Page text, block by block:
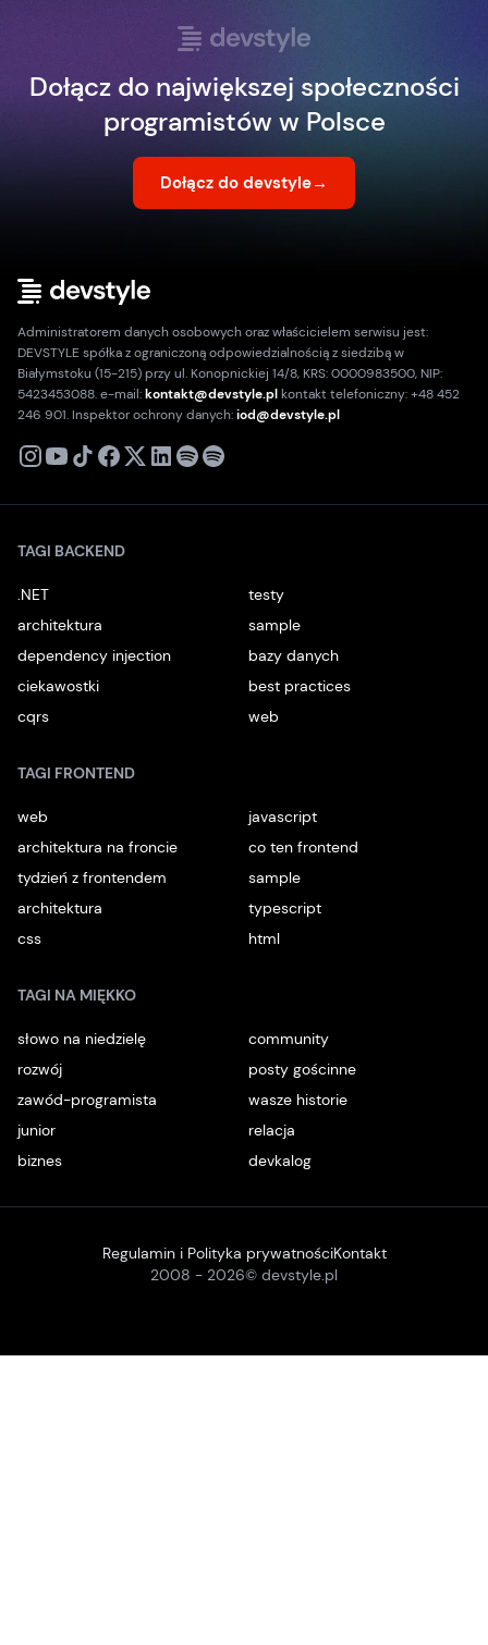
Dołącz do największej społeczności
programistów w Polsce
Dołącz do devstyle→
Administratorem danych osobowych oraz właścicielem serwisu jest:
DEVSTYLE spółka z ograniczoną odpowiedzialnością z siedzibą w
Białymstoku (15-215) przy ul. Konopnickiej 14/8, KRS: 0000983500, NIP:
5423453088. e-mail:kontakt@devstyle.plkontakt telefoniczny: +48 452
246 901. Inspektor ochrony danych:iod@devstyle.pl
X
TAGI BACKEND
.NET
testy
architektura
sample
dependency injection
bazy danych
ciekawostki
best practices
cqrs
web
TAGI FRONTEND
web
javascript
architektura na froncie
co ten frontend
tydzień z frontendem
sample
architektura
typescript
css
html
TAGI NA MIĘKKO
słowo na niedzielę
community
rozwój
posty gościnne
zawód-programista
wasze historie
junior
relacja
biznes
devkalog
2008 - 2026© devstyle.pl
Regulamin i Polityka prywatnościKontakt